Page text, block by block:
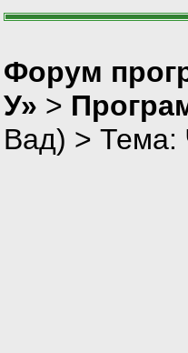
Форум
У» >
Вад) > Тема: